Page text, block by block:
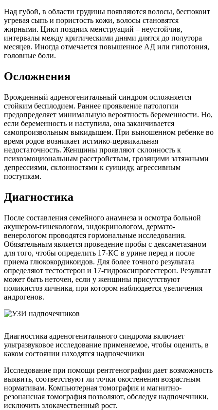
Над губой, в области грудины появляются волосы, беспокоит
угревая сыпь и пористость кожи, волосы становятся
жирными. Цикл поздних менструаций – неустойчив,
интервалы между критическими днями длятся до полутора
месяцев. Иногда отмечается повышенное АД или гипотония,
головные боли.
Осложнения
Врожденный адреногенитальный синдром осложняется
стойким бесплодием. Раннее проявление патологии
предопределяет минимальную вероятность беременности. Но,
если беременность и наступила, она заканчивается
самопроизвольным выкидышем. При выношенном ребенке во
время родов возникает истмико-цервикальная
недостаточность. Женщины проявляют склонность к
психоэмоциональным расстройствам, грозящими затяжными
депрессиями, склонностями к суициду, агрессивным
поступкам.
Диагностика
После составления семейного анамнеза и осмотра больной
акушером-гинекологом, эндокринологом, дермато-
венерологом проводятся гормональные исследования.
Обязательным является проведение пробы с дексаметазаном
для того, чтобы определить 17-КС в урине перед и после
приема глюкокордикоидов. Для более точного результата
определяют тестостерон и 17-гидроксипрогестерон. Результат
может быть неточен, если у женщины присутствуют
поликистоз яичника, при котором наблюдается увеличения
андрогенов.
Диагностика адреногенитального синдрома включает
ультразвуковое исследование применяемое, чтобы оценить, в
каком состоянии находятся надпочечники
Исследование при помощи рентгенографии дает возможность
выявить, соответствуют ли точки окостенения возрастным
нормативам. Компьютерная томография и магнитно-
резонансная томография позволяют, обследуя надпочечники,
исключить злокачественный рост.